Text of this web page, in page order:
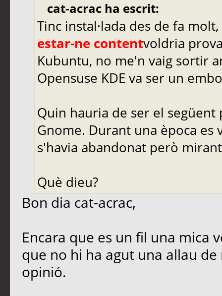
cat-acrac ha escrit:
Tinc instal·lada des de fa
estar-ne contentvoldria
Kubuntu, no me'n vaig sortir
Opensuse KDE va ser un
Quin hauria de ser el següent
Gnome. Durant una època
s'havia abandonat però
Què dieu?
Bon dia cat-acrac,
Encara que es un fil una mica
que no hi ha agut una allau
opinió.